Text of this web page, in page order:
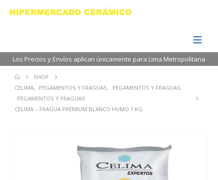
Los Precios y Envíos aplican únicamente para Lima Metropolitana
SHOP
CELIMA, PEGAMENTOS Y FRAGUAS, PEGAMENTOS Y FRAGUAS,
PEGAMENTOS Y FRAGUAS
CELIMA – FRAGUA PREMIUM BLANCO HUMO 1 KG